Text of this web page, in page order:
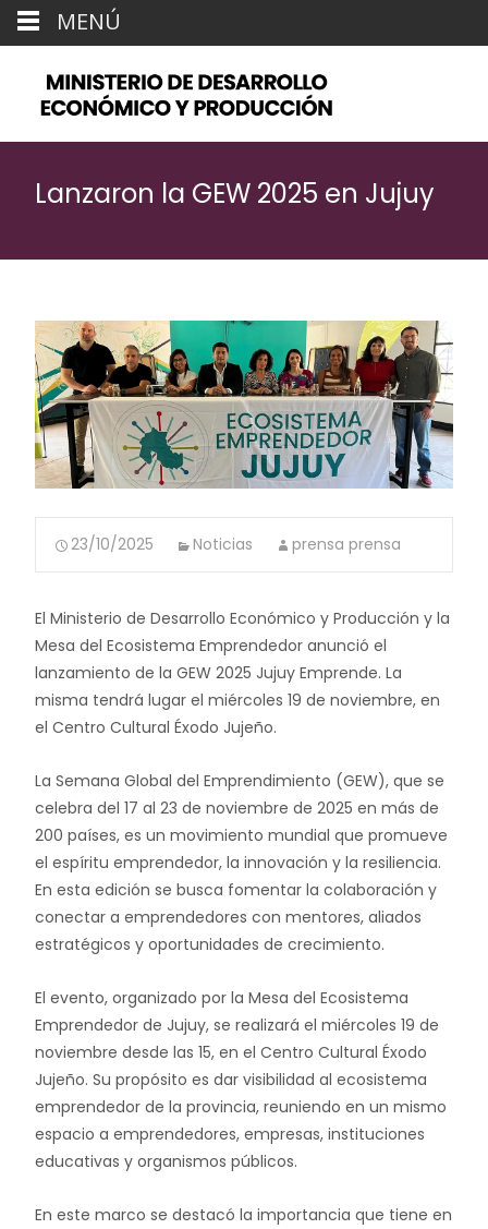
Lanzaron la GEW 2025 en Jujuy
23/10/2025 Noticias prensa prensa
El Ministerio de Desarrollo Económico y Producción y la
Mesa del Ecosistema Emprendedor anunció el
lanzamiento de la GEW 2025 Jujuy Emprende. La
misma tendrá lugar el miércoles 19 de noviembre, en
el Centro Cultural Éxodo Jujeño.
La Semana Global del Emprendimiento (GEW), que se
celebra del 17 al 23 de noviembre de 2025 en más de
200 países, es un movimiento mundial que promueve
el espíritu emprendedor, la innovación y la resiliencia.
En esta edición se busca fomentar la colaboración y
conectar a emprendedores con mentores, aliados
estratégicos y oportunidades de crecimiento.
El evento, organizado por la Mesa del Ecosistema
Emprendedor de Jujuy, se realizará el miércoles 19 de
noviembre desde las 15, en el Centro Cultural Éxodo
Jujeño. Su propósito es dar visibilidad al ecosistema
emprendedor de la provincia, reuniendo en un mismo
espacio a emprendedores, empresas, instituciones
educativas y organismos públicos.
En este marco se destacó la importancia que tiene en
MENÚ